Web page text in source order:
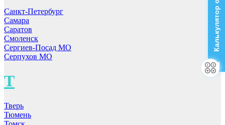
Санкт-Петербург
Самара
Саратов
Смоленск
Сергиев-Посад МО
Серпухов МО
Т
Тверь
Тюмень